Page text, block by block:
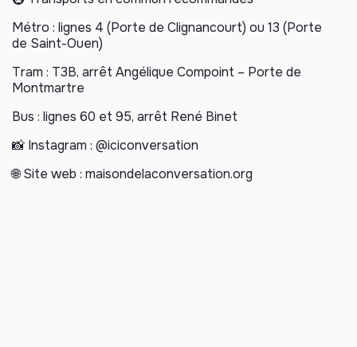
Métro : lignes 4 (Porte de Clignancourt) ou 13 (Porte
de Saint-Ouen)
Tram : T3B, arrêt Angélique Compoint – Porte de
Montmartre
Bus : lignes 60 et 95, arrêt René Binet
📸 Instagram : @iciconversation
🌐 Site web : maisondelaconversation.org